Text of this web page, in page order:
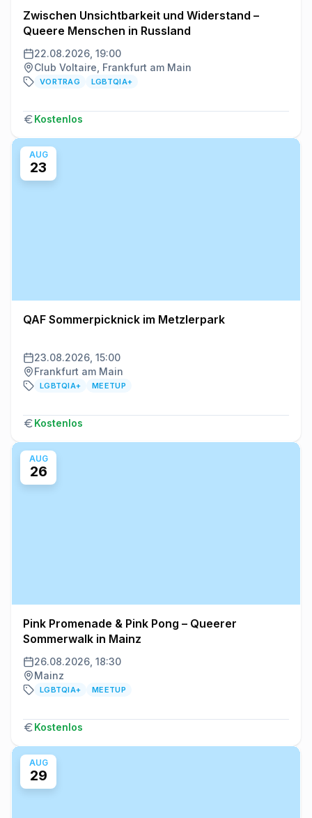
Zwischen Unsichtbarkeit und Widerstand –
Queere Menschen in Russland
22.08.2026, 19:00
Club Voltaire, Frankfurt am Main
VORTRAG LGBTQIA+
Kostenlos
AUG
23
QAF Sommerpicknick im Metzlerpark
23.08.2026, 15:00
Frankfurt am Main
LGBTQIA+ MEETUP
Kostenlos
AUG
26
Pink Promenade & Pink Pong – Queerer
Sommerwalk in Mainz
26.08.2026, 18:30
Mainz
LGBTQIA+ MEETUP
Kostenlos
AUG
29